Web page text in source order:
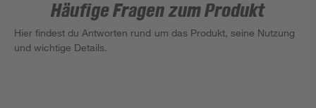
Häufige Fragen zum Produkt
Hier findest du Antworten rund um das Produkt, seine Nutzung
und wichtige Details.